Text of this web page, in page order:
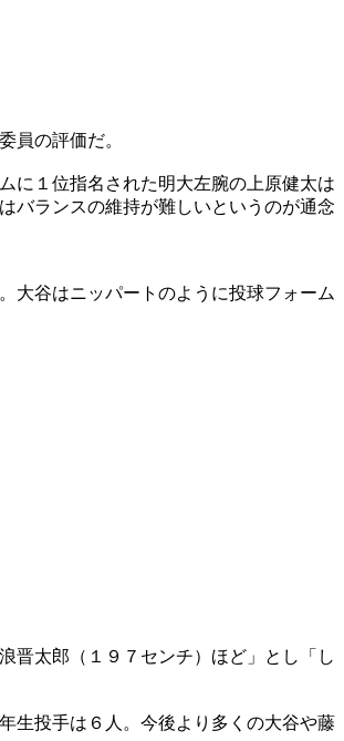
員の評価だ。
に１位指名された明大左腕の上原健太は
バランスの維持が難しいというのが通念
大谷はニッパートのように投球フォーム
晋太郎（１９７センチ）ほど」とし「し
生投手は６人。今後より多くの大谷や藤